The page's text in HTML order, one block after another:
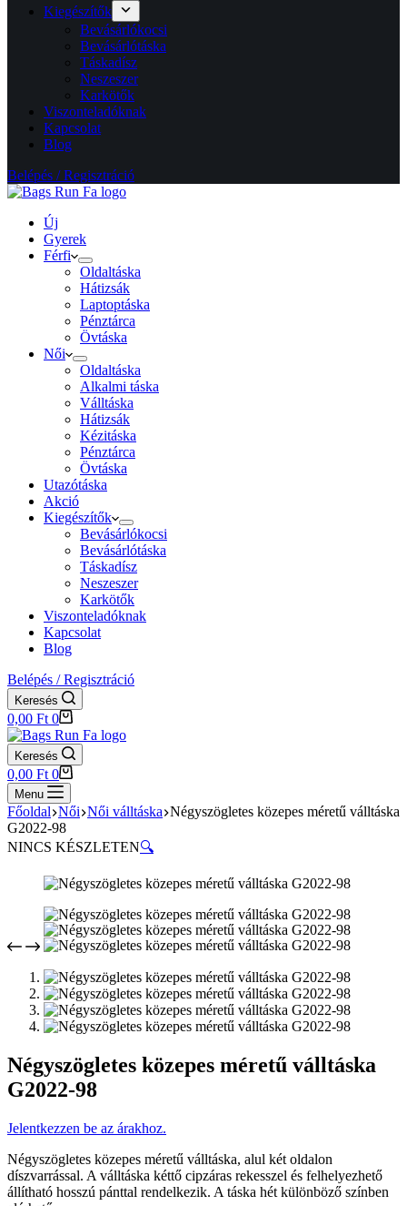
Kiegészítők
Bevásárlókocsi
Bevásárlótáska
Táskadísz
Neszeszer
Karkötők
Viszonteladóknak
Kapcsolat
Blog
Belépés / Regisztráció
Új
Gyerek
Férfi
Oldaltáska
Hátizsák
Laptoptáska
Pénztárca
Övtáska
Női
Oldaltáska
Alkalmi táska
Válltáska
Hátizsák
Kézitáska
Pénztárca
Övtáska
Utazótáska
Akció
Kiegészítők
Bevásárlókocsi
Bevásárlótáska
Táskadísz
Neszeszer
Karkötők
Viszonteladóknak
Kapcsolat
Blog
Belépés / Regisztráció
Keresés
Shopping
cart
0,00 Ft 0
Keresés
Shopping
cart
0,00 Ft 0
Menu
Főoldal Női Női válltáska Négyszögletes közepes méretű válltáska
G2022-98
NINCS KÉSZLETEN🔍
Négyszögletes közepes méretű válltáska
G2022-98
Jelentkezzen be az árakhoz.
Négyszögletes közepes méretű válltáska, alul két oldalon
díszvarrással. A válltáska kéttő cipzáras rekesszel és felhelyezhető
állítható hosszú pánttal rendelkezik. A táska hét különböző színben